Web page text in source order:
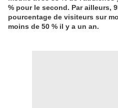
% pour le second. Par ailleurs,
pourcentage de visiteurs sur
moins de 50 % il y a un an.